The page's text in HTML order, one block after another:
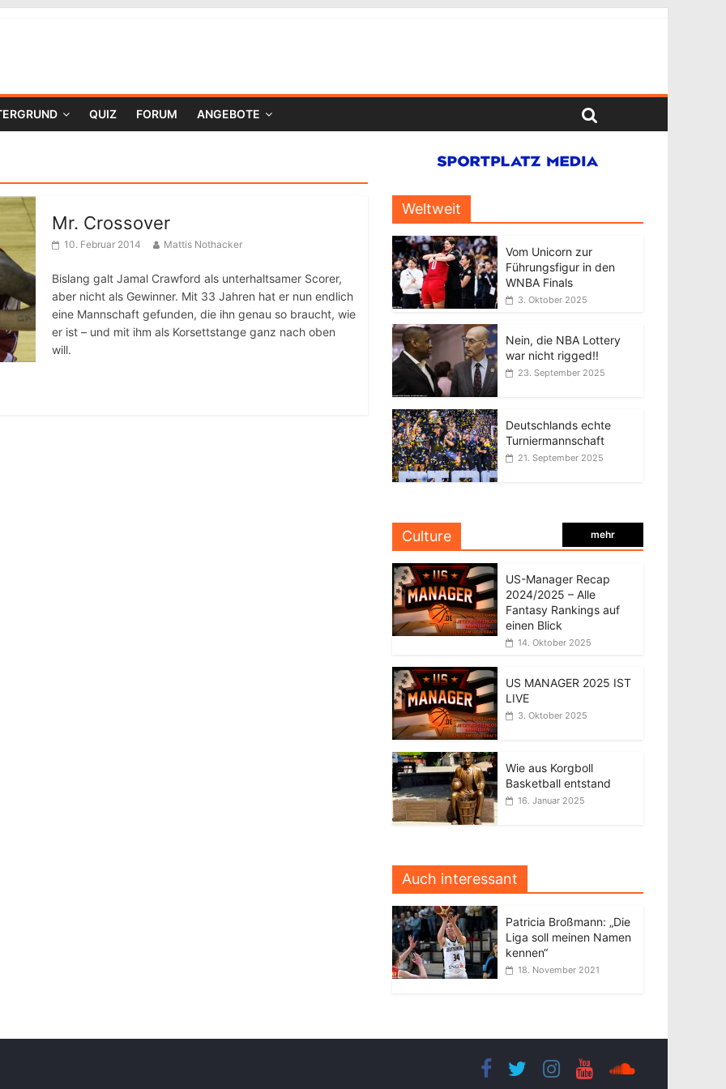
QUIZ FORUM ANGEBOTE
Mr. Crossover
10. Februar 2014 Mattis Nothacker
Bislang galt Jamal Crawford als unterhaltsamer Scorer,
aber nicht als Gewinner. Mit 33 Jahren hat er nun endlich
eine Mannschaft gefunden, die ihn genau so braucht, wie
er ist – und mit ihm als Korsettstange ganz nach oben
will.
Weltweit
Vom Unicorn zur
Führungsfigur in den
WNBA Finals
3. Oktober 2025
Nein, die NBA Lottery
war nicht rigged!!
23. September 2025
Deutschlands echte
Turniermannschaft
21. September 2025
Culture mehr
US-Manager Recap
2024/2025 – Alle
Fantasy Rankings auf
einen Blick
14. Oktober 2025
US MANAGER 2025 IST
LIVE
3. Oktober 2025
Wie aus Korgboll
Basketball entstand
16. Januar 2025
Auch interessant
Patricia Broßmann: „Die
Liga soll meinen Namen
kennen“
18. November 2021